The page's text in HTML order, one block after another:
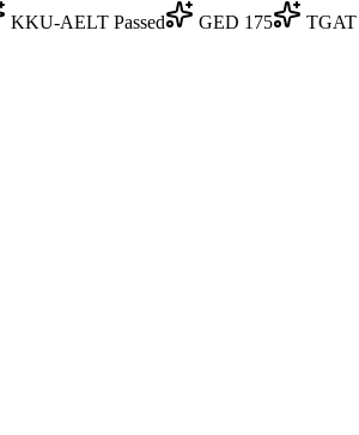
KKU-AELT Passed GED 175 TGAT